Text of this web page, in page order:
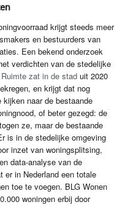
krijgt steeds meer
en bestuurders van
Een bekend onderzoek
verdichten van de stedelijke
Ruimte zat in de stad uit 2020
en krijgt dat nog
naar de bestaande
of beter gezegd: de
ze, maar de bestaande
is in de stedelijke omgeving
inzet van woningsplitsing,
data-analyse van de
er in Nederland een totale
toe te voegen. BLG Wonen
woningen erbij door